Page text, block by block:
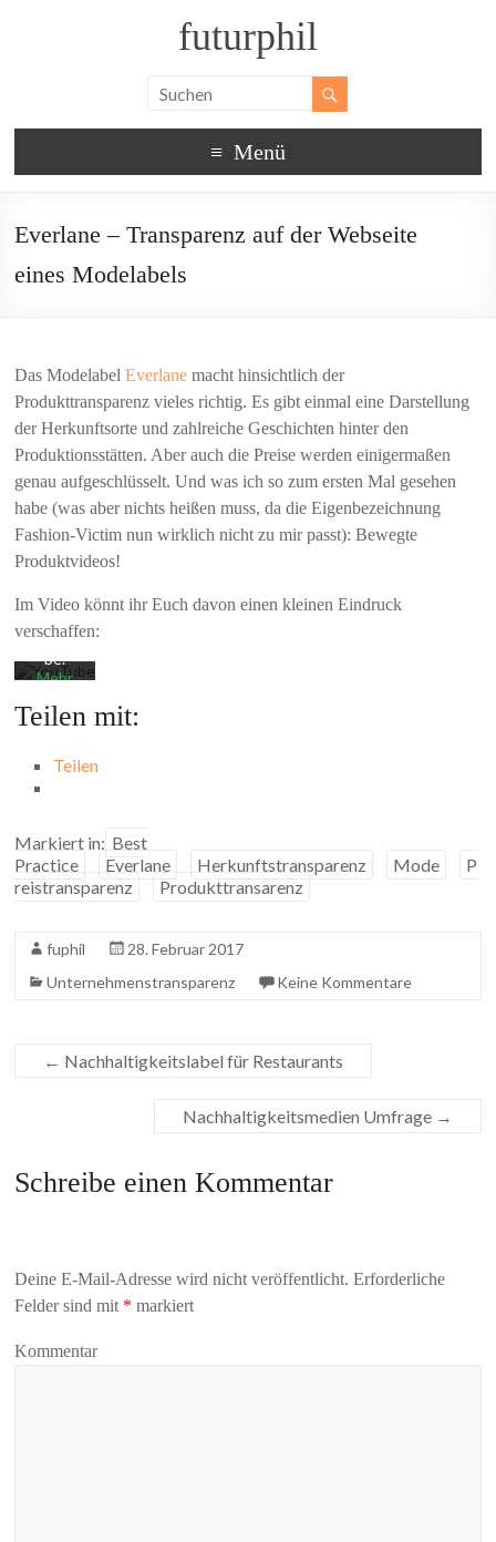
futurphil
Menü
Everlane – Transparenz auf der Webseite
eines Modelabels
Das ModelabelEverlane macht hinsichtlich der
Produkttransparenz vieles richtig. Es gibt einmal eine Darstellung
der Herkunftsorte und zahlreiche Geschichten hinter den
Produktionsstätten. Aber auch die Preise werden einigermaßen
genau aufgeschlüsselt. Und was ich so zum ersten Mal gesehen
habe (was aber nichts heißen muss, da die Eigenbezeichnung
Fashion-Victim nun wirklich nicht zu mir passt): Bewegte
Produktvideos!
Im Video könnt ihr Euch davon einen kleinen Eindruck
verschaffen:
Mit
dem
Laden
Videos
akzepti
eren
Sie die
Daten
erkläru
ng von
YouTu
be.
Mehr
en
Video
laden
YouTub
e
immer
Teilen mit:
Teilen
Markiert in: Best
Practice
Everlane Herkunftstransparenz Mode
P
reistransparenz
Produkttransarenz
fuphil
28. Februar 2017
Unternehmenstransparenz
Keine Kommentare
← Nachhaltigkeitslabel für Restaurants
Nachhaltigkeitsmedien Umfrage →
Schreibe einen Kommentar
Deine E-Mail-Adresse wird nicht veröffentlicht. Erforderliche
Felder sind mit * markiert
Kommentar